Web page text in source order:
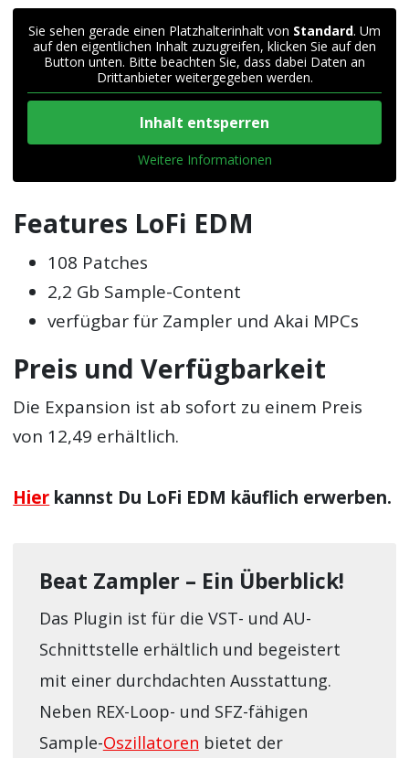
Sie sehen gerade einen Platzhalterinhalt von Standard. Um
auf den eigentlichen Inhalt zuzugreifen, klicken Sie auf den
Button unten. Bitte beachten Sie, dass dabei Daten an
Drittanbieter weitergegeben werden.
Inhalt entsperren
Weitere Informationen
Features LoFi EDM
108 Patches
2,2 Gb Sample-Content
verfügbar für Zampler und Akai MPCs
Preis und Verfügbarkeit
Die Expansion ist ab sofort zu einem Preis
von 12,49 erhältlich.
Hier kannst Du LoFi EDM käuflich erwerben.
Beat Zampler – Ein Überblick!
Das Plugin ist für die VST- und AU-
Schnittstelle erhältlich und begeistert
mit einer durchdachten Ausstattung.
Neben REX-Loop- und SFZ-fähigen
Sample-Oszillatoren bietet der